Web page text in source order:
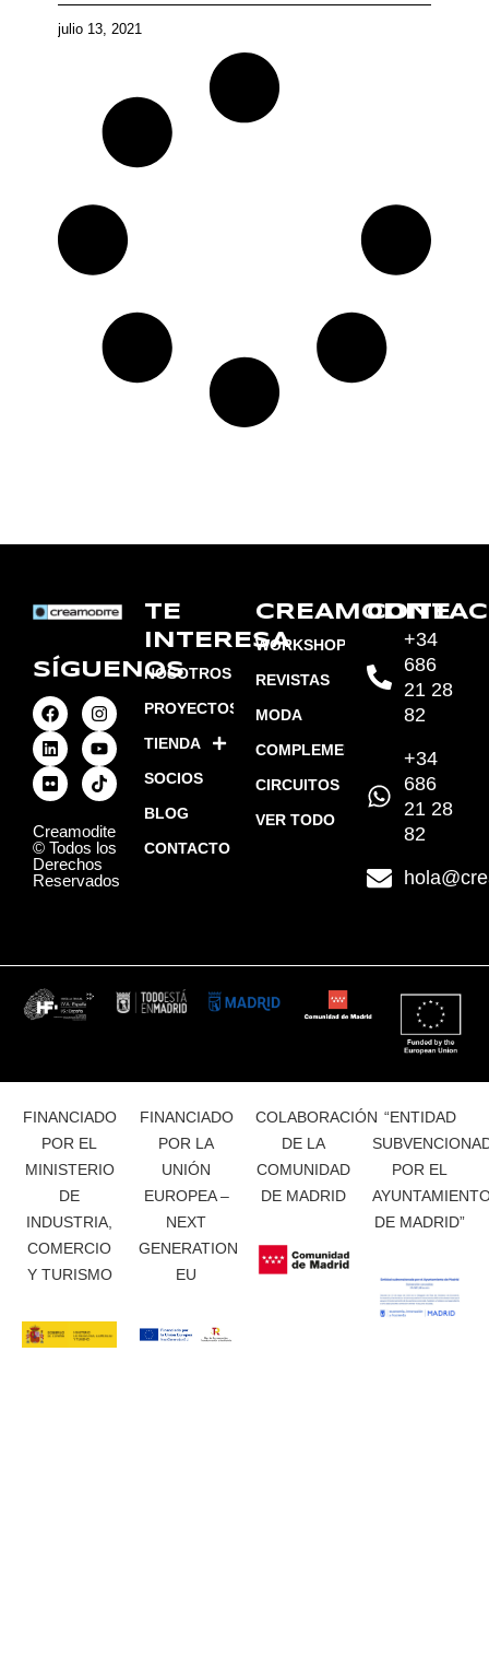
julio 13, 2021
SÍGUENOS
Creamodite
© Todos los
Derechos
Reservados
TE
INTERESA
NOSOTROS
PROYECTOS
TIENDA
SOCIOS
BLOG
CONTACTO
CREAMODITE
WORKSHOPS
REVISTAS
MODA
COMPLEMENTOS
CIRCUITOS
VER TODO
+34
686
21 28
82
+34
686
21 28
82
FINANCIADO
POR EL
MINISTERIO
DE
INDUSTRIA,
COMERCIO
Y TURISMO
FINANCIADO
POR LA
UNIÓN
EUROPEA –
NEXT
GENERATION
EU
COLABORACIÓN
DE LA
COMUNIDAD
DE MADRID
“ENTIDAD
POR EL
DE MADRID”